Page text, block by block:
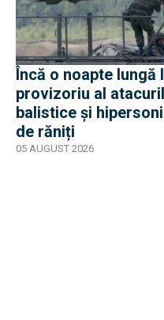
Încă o noapte lungă
provizoriu al
balistice și
de răniți
05 AUGUST 2026